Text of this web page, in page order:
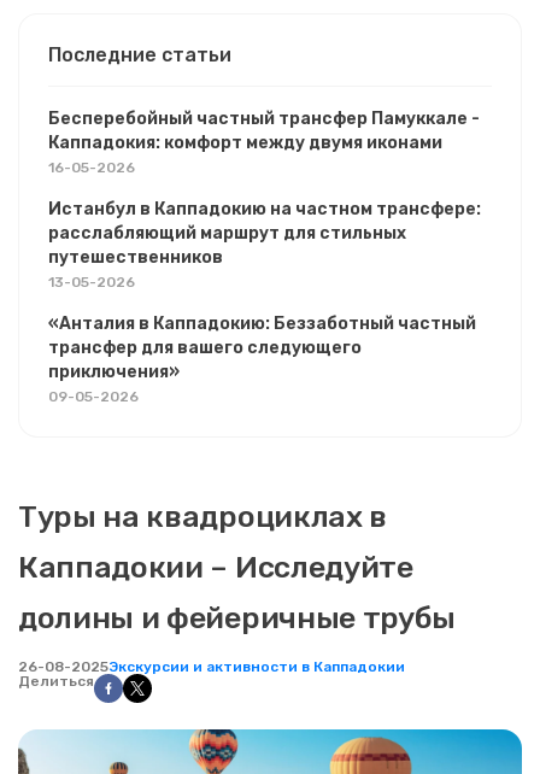
Туры на квадроциклах в
Каппадокии – Исследуйте
долины и фейеричные трубы
26-08-2025Экскурсии и активности в Каппадокии
Делиться
Последние статьи
Бесперебойный частный трансфер Памуккале -
Каппадокия: комфорт между двумя иконами
16-05-2026
Истанбул в Каппадокию на частном трансфере:
расслабляющий маршрут для стильных
путешественников
13-05-2026
«Анталия в Каппадокию: Беззаботный частный
трансфер для вашего следующего
приключения»
09-05-2026